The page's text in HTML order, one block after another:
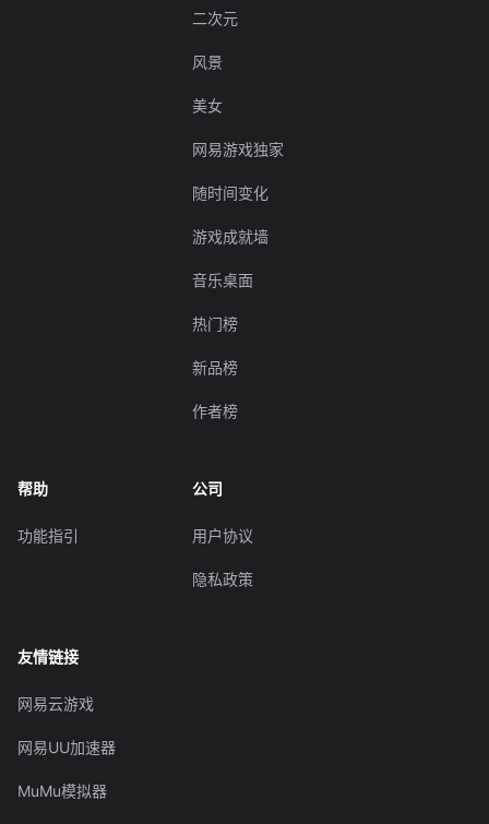
二次元
风景
美女
网易游戏独家
随时间变化
游戏成就墙
音乐桌面
热门榜
新品榜
作者榜
帮助
功能指引
公司
用户协议
隐私政策
友情链接
网易云游戏
网易UU加速器
MuMu模拟器